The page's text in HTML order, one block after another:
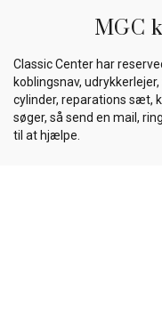
MGC
Classic Center har
koblingsnav,
cylinder, reparations sæt,
søger, så send en mail,
til at hjælpe.